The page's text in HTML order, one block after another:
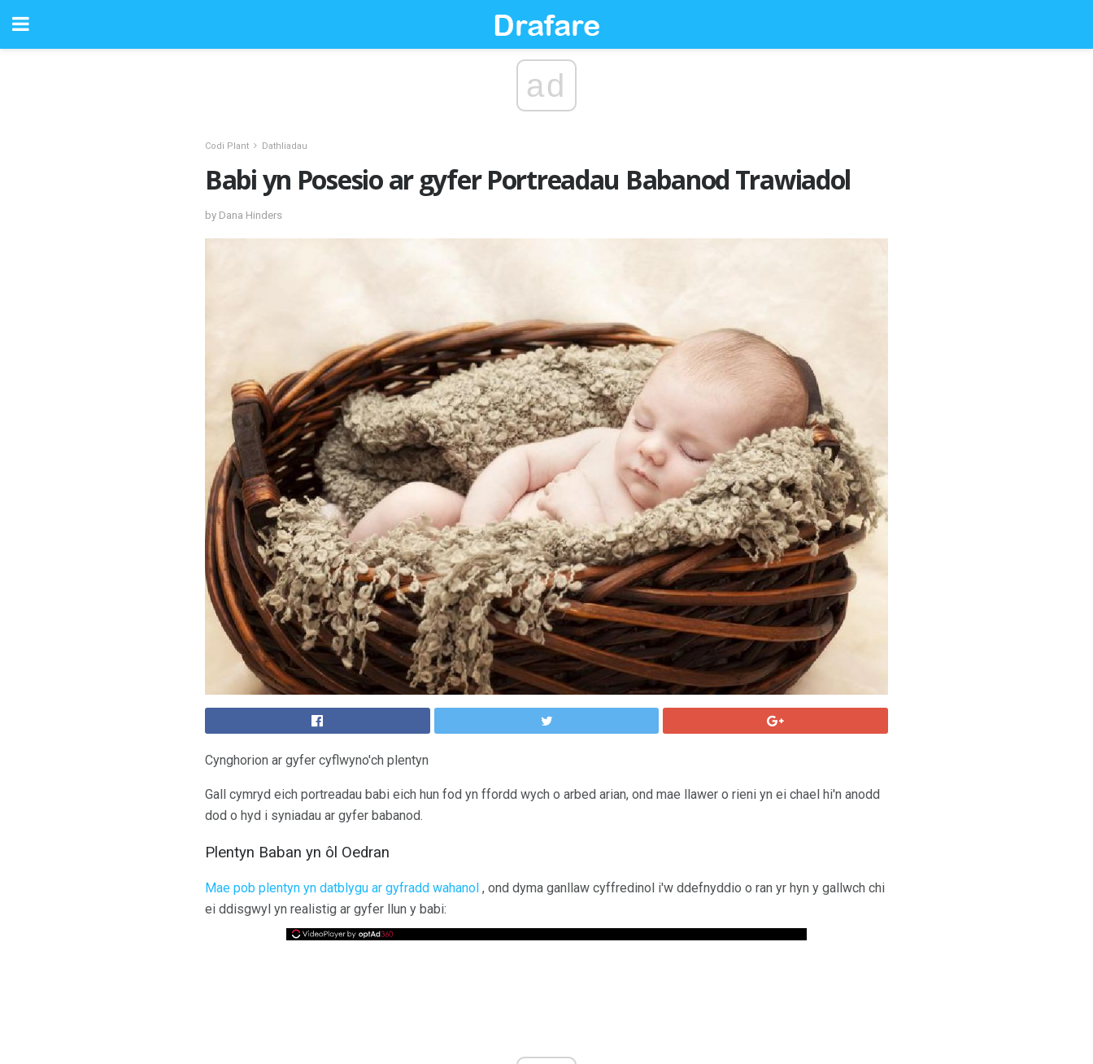
ad
Codi Plant Dathliadau
Babi yn Posesio ar gyfer Portreadau Babanod Trawiadol
by Dana Hinders
Cynghorion ar gyfer cyflwyno'ch plentyn
Gall cymryd eich portreadau babi eich hun fod yn ffordd wych o arbed arian, ond mae llawer o rieni yn ei chael hi'n anodd
dod o hyd i syniadau ar gyfer babanod.
Plentyn Baban yn ôl Oedran
Mae pob plentyn yn datblygu ar gyfradd wahanol , ond dyma ganllaw cyffredinol i'w ddefnyddio o ran yr hyn y gallwch chi
ei ddisgwyl yn realistig ar gyfer llun y babi: